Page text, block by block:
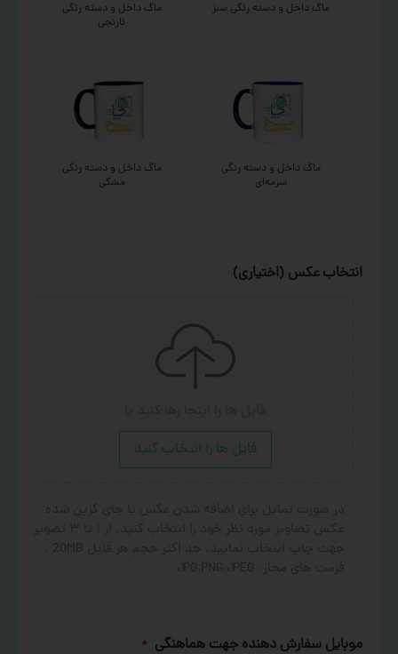
ماگ داخل و دسته رنگی سبز
ماگ داخل و دسته رنگی
نارنجی
ماگ داخل و دسته رنگی
سرمه‌ای
ماگ داخل و دسته رنگی
مشکی
انتخاب عکس (اختیاری)
فایل ها را انتخاب کنید
موبایل سفارش دهنده جهت هماهنگی *